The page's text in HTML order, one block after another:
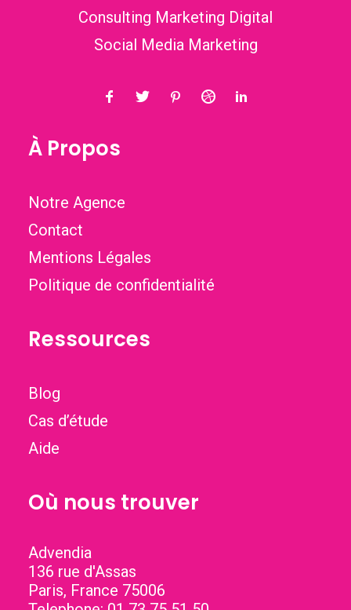
Consulting Marketing Digital
Social Media Marketing
À Propos
Notre Agence
Contact
Mentions Légales
Politique de confidentialité
Ressources
Blog
Cas d’étude
Aide
Où nous trouver
Advendia
136 rue d'Assas
Paris, France 75006